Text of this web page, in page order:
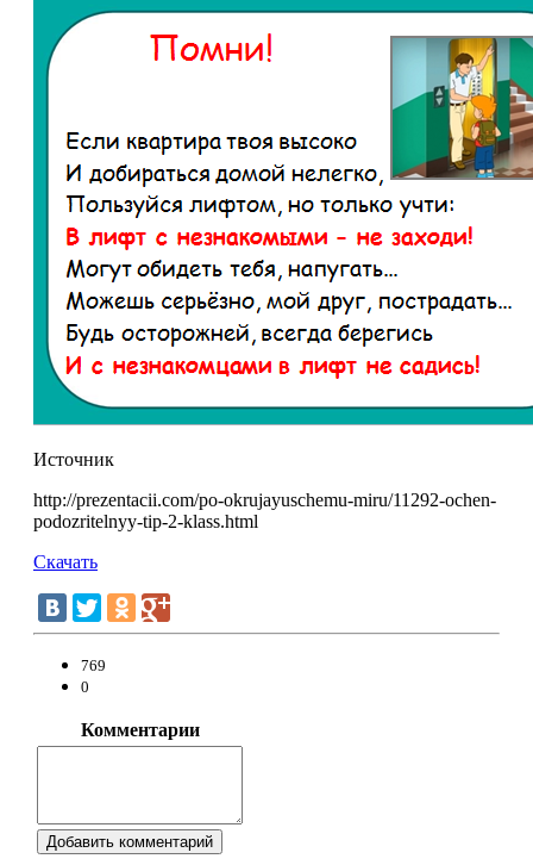
Источник
http://prezentacii.com/po-okrujayuschemu-miru/11292-ochen-
podozritelnyy-tip-2-klass.html
Скачать
769
0
Комментарии
Добавить комментарий